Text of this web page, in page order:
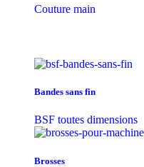
Couture main
Bandes sans fin
BSF toutes dimensions
Brosses